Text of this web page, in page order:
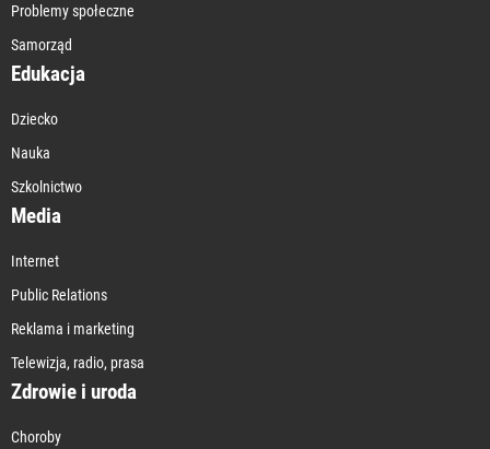
Problemy społeczne
Samorząd
Edukacja
Dziecko
Nauka
Szkolnictwo
Media
Internet
Public Relations
Reklama i marketing
Telewizja, radio, prasa
Zdrowie i uroda
Choroby